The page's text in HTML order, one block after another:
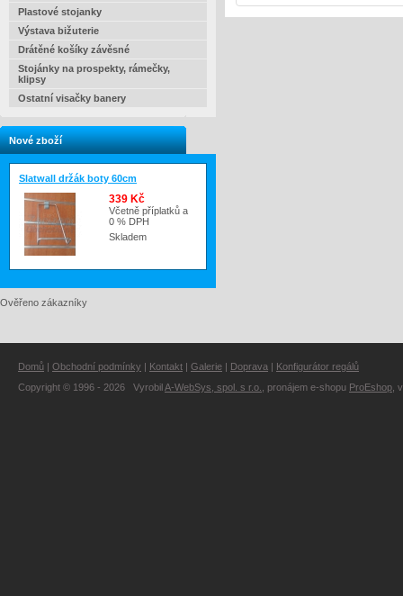
Plastové stojanky
Výstava bižuterie
Drátěné košíky závěsné
Stojánky na prospekty, rámečky,
klipsy
Ostatní visačky banery
Nové zboží
Slatwall držák boty 60cm
339 Kč
Včetně příplatků a
0 % DPH
Skladem
Ověřeno zákazníky
Domů | Obchodní podmínky | Kontakt | Galerie | Doprava | Konfigurátor regálů
Copyright © 1996 - 2026 VyrobilA-WebSys, spol. s r.o. , pronájem e-shopu ProEshop ,